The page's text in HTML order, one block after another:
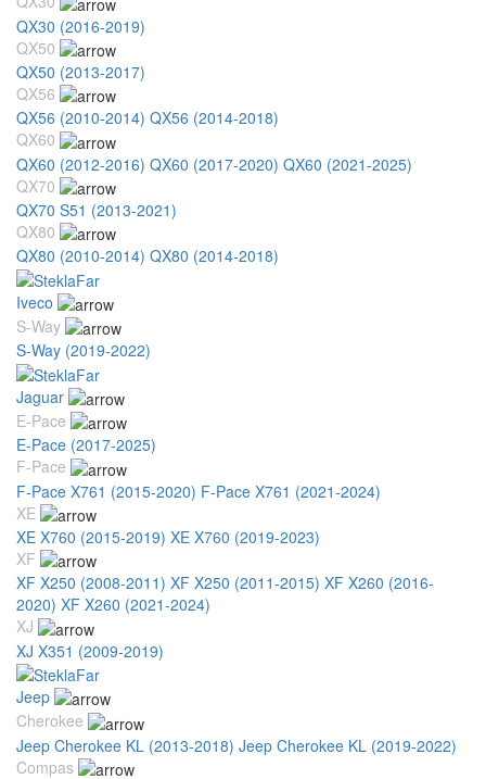
QX30 (2016-2019)
QX50
QX50 (2013-2017)
QX56
QX56 (2010-2014) QX56 (2014-2018)
QX60
QX60 (2012-2016) QX60 (2017-2020) QX60 (2021-2025)
QX70
QX70 S51 (2013-2021)
QX80
QX80 (2010-2014) QX80 (2014-2018)
Iveco
S-Way
S-Way (2019-2022)
Jaguar
E-Pace
E-Pace (2017-2025)
F-Pace
F-Pace X761 (2015-2020) F-Pace X761 (2021-2024)
XE
XE X760 (2015-2019) XE X760 (2019-2023)
XF
XF X250 (2008-2011) XF X250 (2011-2015) XF X260 (2016-
2020) XF X260 (2021-2024)
XJ
XJ X351 (2009-2019)
Jeep
Cherokee
Jeep Cherokee KL (2013-2018) Jeep Cherokee KL (2019-2022)
Compas